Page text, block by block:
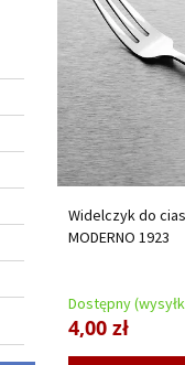
Widelczyk do
MODERNO 1923
Dostępny
4,00 zł